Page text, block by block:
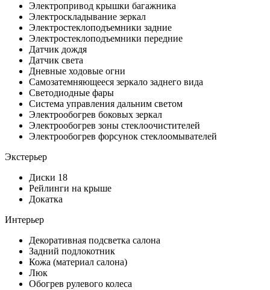
Электропривод крышки багажника
Электроскладывание зеркал
Электростеклоподъемники задние
Электростеклоподъемники передние
Датчик дождя
Датчик света
Дневные ходовые огни
Самозатемняющееся зеркало заднего вида
Светодиодные фары
Система управления дальним светом
Электрообогрев боковых зеркал
Электрообогрев зоны стеклоочистителей
Электрообогрев форсунок стеклоомывателей
Экстерьер
Диски 18
Рейлинги на крыше
Докатка
Интерьер
Декоративная подсветка салона
Задний подлокотник
Кожа (материал салона)
Люк
Обогрев рулевого колеса